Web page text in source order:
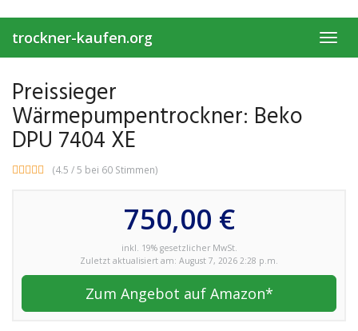
to
main
content
trockner-kaufen.org
Preissieger
Wärmepumpentrockner: Beko
DPU 7404 XE
(4.5 / 5 bei 60 Stimmen)
750,00 €
inkl. 19% gesetzlicher MwSt.
Zuletzt aktualisiert am: August 7, 2026 2:28 p.m.
Zum Angebot auf Amazon*